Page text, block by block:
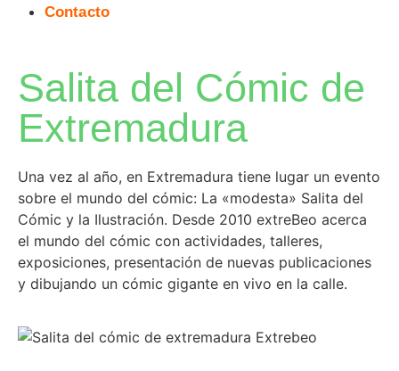
Contacto
Salita del Cómic de
Extremadura
Una vez al año, en Extremadura tiene lugar un evento
sobre el mundo del cómic: La «modesta» Salita del
Cómic y la Ilustración. Desde 2010 extreBeo acerca
el mundo del cómic con actividades, talleres,
exposiciones, presentación de nuevas publicaciones
y dibujando un cómic gigante en vivo en la calle.